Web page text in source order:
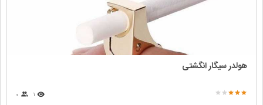
هولدر سیگار انگشتی
۱